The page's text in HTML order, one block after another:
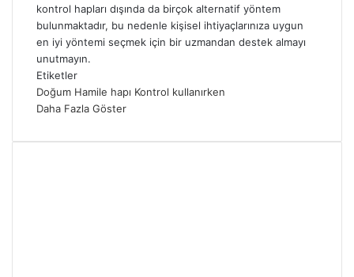
kontrol hapları dışında da birçok alternatif yöntem
bulunmaktadır, bu nedenle kişisel ihtiyaçlarınıza uygun
en iyi yöntemi seçmek için bir uzmandan destek almayı
unutmayın.
Etiketler
Doğum Hamile hapı Kontrol kullanırken
Daha Fazla Göster